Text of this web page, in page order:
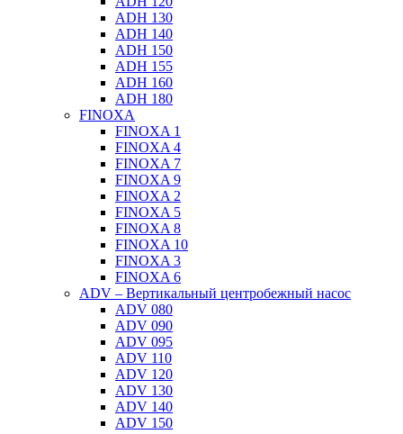
ADH 130
ADH 140
ADH 150
ADH 155
ADH 160
ADH 180
FINOXA
FINOXA 1
FINOXA 4
FINOXA 7
FINOXA 9
FINOXA 2
FINOXA 5
FINOXA 8
FINOXA 10
FINOXA 3
FINOXA 6
ADV – Вертикальный центробежный насос
ADV 080
ADV 090
ADV 095
ADV 110
ADV 120
ADV 130
ADV 140
ADV 150